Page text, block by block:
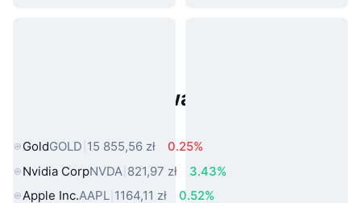
Popularne aktywa ze świata
GoldGOLD 15 855,56 zł
0.25%
Nvidia CorpNVDA 821,97 zł
3.43%
Apple Inc.AAPL 1164,11 zł 0.52%